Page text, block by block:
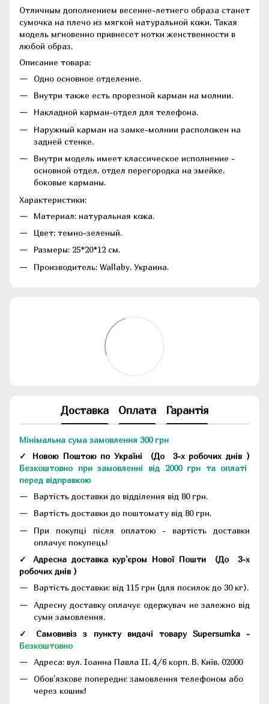
Отличным дополнением весенне-летнего образа станет
сумочка на плечо из мягкой натуральной кожи. Такая
модель мгновенно привнесет нотки женственности в
любой образ.
Описание товара:
Одно основное отделение.
Внутри также есть прорезной карман на молнии.
Накладной карман-отдел для телефона.
Наружный карман на замке-молнии расположен на
задней стенке.
Внутри модель имеет классическое исполнение -
основной отдел, отдел перегородка на змейке,
боковые карманы.
Характеристики:
Материал: натуральная кожа.
Цвет: темно-зеленый.
Размеры: 25*20*12 см.
Производитель: Wallaby, Украина.
Доставка Оплата Гарантія
Мінімальна сума замовлення 300 грн
✓ Новою Поштою по Україні (До 3-х робочих днів )
Безкоштовно при замовленні від 2000 грн та оплаті
перед відправкою
Вартість доставки до відділення від 80 грн.
Вартість доставки до поштомату від 80 грн.
При покупці після оплатою - вартість доставки
оплачує покупець!
✓ Адресна доставка кур'єром Нової Пошти (До 3-х
робочих днів )
Вартість доставки: від 115 грн (для посилок до 30 кг).
Адресну доставку оплачує одержувач не залежно від
суми замовлення.
✓ Самовивіз з пункту видачі товару Supersumka -
Безкоштовно
Адреса: вул. Іоанна Павла II, 4/6 корп. В, Київ, 02000
Обов'язкове попереднє замовлення телефоном або
через кошик!